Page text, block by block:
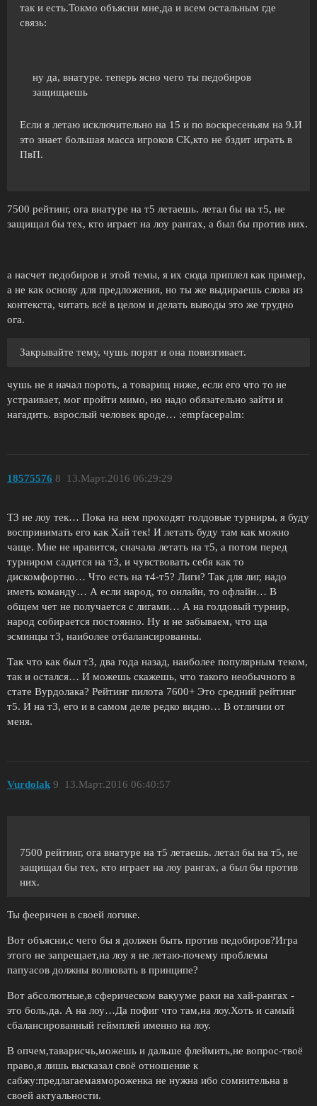
так и есть.Токмо объясни мне,да и всем остальным где
связь:
ну да, внатуре. теперь ясно чего ты педобиров
защищаешь
Если я летаю исключительно на 15 и по воскресеньям на 9.И
это знает большая масса игроков СК,кто не бздит играть в
ПвП.
7500 рейтинг, ога внатуре на т5 летаешь. летал бы на т5, не
защищал бы тех, кто играет на лоу рангах, а был бы против них.
а насчет педобиров и этой темы, я их сюда приплел как пример,
а не как основу для предложения, но ты же выдираешь слова из
контекста, читать всё в целом и делать выводы это же трудно
ога.
Закрывайте тему, чушь порят и она повизгивает.
чушь не я начал пороть, а товарищ ниже, если его что то не
устраивает, мог пройти мимо, но надо обязательно зайти и
нагадить. взрослый человек вроде… :empfacepalm:
18575576 13.Март.2016 06:29:29
8
Т3 не лоу тек… Пока на нем проходят голдовые турниры, я буду
воспринимать его как Хай тек! И летать буду там как можно
чаще. Мне не нравится, сначала летать на т5, а потом перед
турниром садится на т3, и чувствовать себя как то
дискомфортно… Что есть на т4-т5? Лиги? Так для лиг, надо
иметь команду… А если народ, то онлайн, то офлайн… В
общем чет не получается с лигами… А на голдовый турнир,
народ собирается постоянно. Ну и не забываем, что ща
эсминцы т3, наиболее отбалансированны.
Так что как был т3, два года назад, наиболее популярным теком,
так и остался… И можешь скажешь, что такого необычного в
стате Вурдолака? Рейтинг пилота 7600+ Это средний рейтинг
т5. И на т3, его и в самом деле редко видно… В отличии от
меня.
Vurdolak 13.Март.2016 06:40:57
9
7500 рейтинг, ога внатуре на т5 летаешь. летал бы на т5, не
защищал бы тех, кто играет на лоу рангах, а был бы против
них.
Ты фееричен в своей логике.
Вот объясни,с чего бы я должен быть против педобиров?Игра
этого не запрещает,на лоу я не летаю-почему проблемы
папуасов должны волновать в принципе?
Вот абсолютные,в сферическом вакууме раки на хай-рангах -
это боль,да. А на лоу…Да пофиг что там,на лоу.Хоть и самый
сбалансированный геймплей именно на лоу.
В опчем,таварисчь,можешь и дальше флеймить,не вопрос-твоё
право,я лишь высказал своё отношение к
сабжу:предлагаемаямороженка не нужна ибо сомнительна в
своей актуальности.